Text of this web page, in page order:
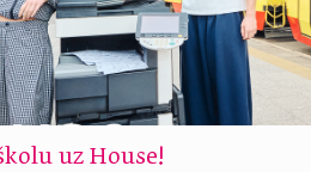
uz House!